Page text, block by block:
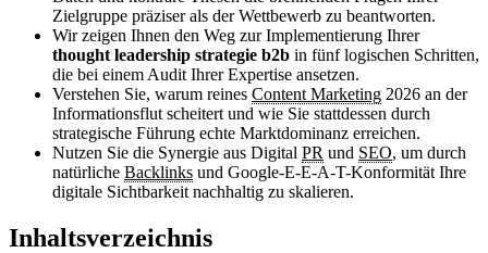
Zielgruppe präziser als der Wettbewerb zu beantworten.
Wir zeigen Ihnen den Weg zur Implementierung Ihrer
thought leadership strategie b2b in fünf logischen Schritten,
die bei einem Audit Ihrer Expertise ansetzen.
Verstehen Sie, warum reines Content Marketing 2026 an der
Informationsflut scheitert und wie Sie stattdessen durch
strategische Führung echte Marktdominanz erreichen.
Nutzen Sie die Synergie aus Digital PR und SEO, um durch
natürliche Backlinks und Google-E-E-A-T-Konformität Ihre
digitale Sichtbarkeit nachhaltig zu skalieren.
Inhaltsverzeichnis